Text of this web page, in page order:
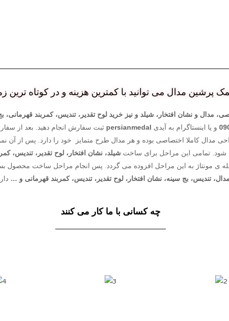
مدال می توانید با کمترین هزینه و در کوتاه ترین
مدال و نشان افتخار، شیلد و نیز خرید لوح تقدیر، تندیس، کمربند قهرمانی،
و یا اینستاگرام به آیدی persianmedal ثبت سفارش انجام دهید. بعد از
شود. تمامی این مراحل برای ساخت شیلد، نشان افتخار، لوح تقدیر، تندیس،
ی مونتاژ به این مراحل افزوده می گردد. پس انجام مراحل ساخت محصول
مدال، تندیس، بج سینه، نشان افتخار، لوح تقدیر، تندیس، کمربند قهرمانی و …
چه کسانی با ما کار می کنند